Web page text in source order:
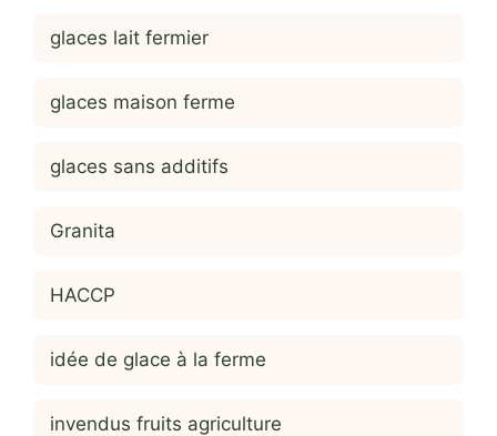
glaces lait fermier
glaces maison ferme
glaces sans additifs
Granita
HACCP
idée de glace à la ferme
invendus fruits agriculture